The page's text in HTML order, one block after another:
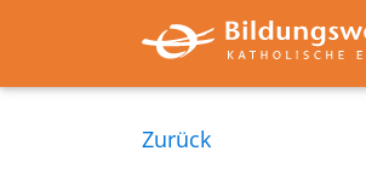
Zurück